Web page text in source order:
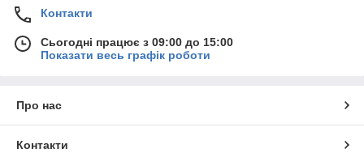
Контакти
Сьогодні працює з 09:00 до 15:00
Показати весь графік роботи
Про нас
Контакти